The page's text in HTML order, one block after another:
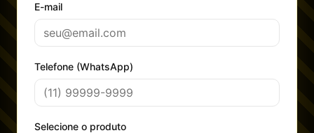
E-mail
Telefone (WhatsApp)
Selecione o produto